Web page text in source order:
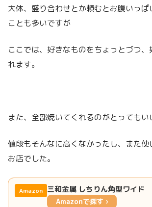
大体、盛り合わせとか頼むとお腹いっぱ
ことも多いですが
ここでは、好きなものをちょっとづつ、
れます。
また、全部焼いてくれるのがとってもい
値段もそんなに高くなかったし、また使
お店でした。
Amazon 三和金属 しちりん角型ワイド
Amazonで探す ›